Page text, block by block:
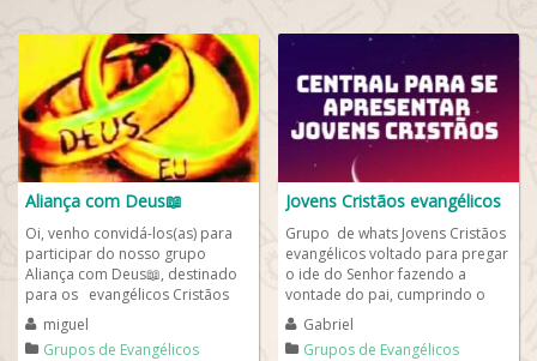
Aliança com Deus📖
Oi, venho convidá-los(as) para
participar do nosso grupo
Aliança com Deus📖, destinado
para os evangélicos Cristãos
para todos, para fazer
amizade....
miguel
Grupos de Evangélicos
Jovens Cristãos evangélicos
Grupo de whats Jovens Cristãos
evangélicos voltado para pregar
o ide do Senhor fazendo a
vontade do pai, cumprindo o
seu evangelho. Se você é
cristão...
Gabriel
Grupos de Evangélicos